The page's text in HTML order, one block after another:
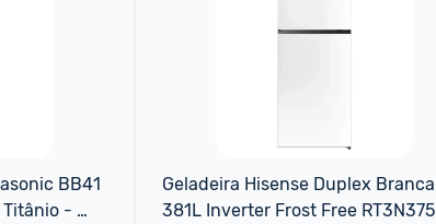
BB41
Titânio -
Geladeira Hisense Duplex Branca
381L Inverter Frost Free RT3N375